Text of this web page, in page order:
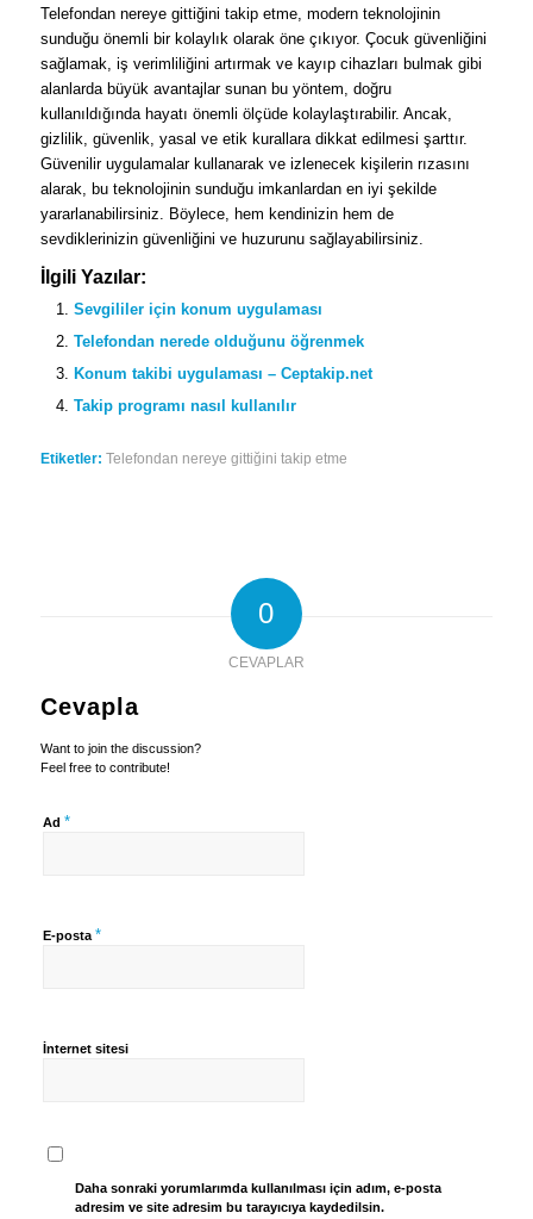
Telefondan nereye gittiğini takip etme, modern teknolojinin
sunduğu önemli bir kolaylık olarak öne çıkıyor. Çocuk güvenliğini
sağlamak, iş verimliliğini artırmak ve kayıp cihazları bulmak gibi
alanlarda büyük avantajlar sunan bu yöntem, doğru
kullanıldığında hayatı önemli ölçüde kolaylaştırabilir. Ancak,
gizlilik, güvenlik, yasal ve etik kurallara dikkat edilmesi şarttır.
Güvenilir uygulamalar kullanarak ve izlenecek kişilerin rızasını
alarak, bu teknolojinin sunduğu imkanlardan en iyi şekilde
yararlanabilirsiniz. Böylece, hem kendinizin hem de
sevdiklerinizin güvenliğini ve huzurunu sağlayabilirsiniz.
İlgili Yazılar:
Sevgililer için konum uygulaması
Telefondan nerede olduğunu öğrenmek
Konum takibi uygulaması – Ceptakip.net
Takip programı nasıl kullanılır
Etiketler: Telefondan nereye gittiğini takip etme
0
CEVAPLAR
Cevapla
Want to join the discussion?
Feel free to contribute!
Ad *
E-posta *
İnternet sitesi
Daha sonraki yorumlarımda kullanılması için adım, e-posta
adresim ve site adresim bu tarayıcıya kaydedilsin.